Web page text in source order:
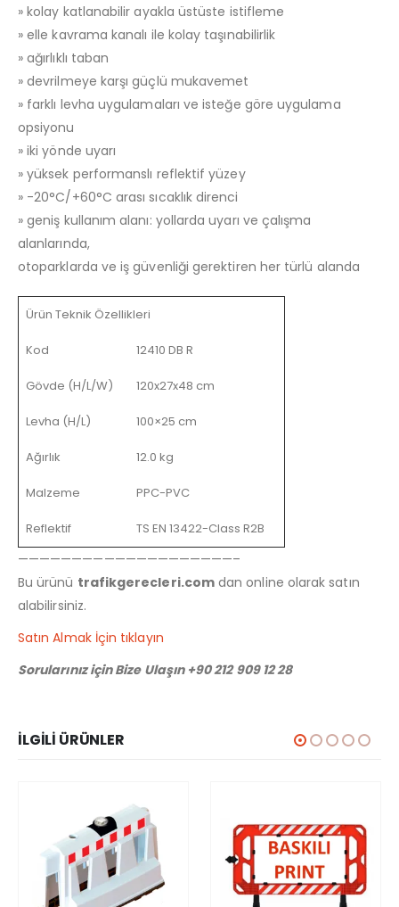
» kolay katlanabilir ayakla üstüste istifleme
» elle kavrama kanalı ile kolay taşınabilirlik
» ağırlıklı taban
» devrilmeye karşı güçlü mukavemet
» farklı levha uygulamaları ve isteğe göre uygulama
opsiyonu
» iki yönde uyarı
» yüksek performanslı reflektif yüzey
» -20°C/+60°C arası sıcaklık direnci
» geniş kullanım alanı: yollarda uyarı ve çalışma
alanlarında,
otoparklarda ve iş güvenliği gerektiren her türlü alanda
Ürün Teknik Özellikleri
Kod 12410 DB R
Gövde (H/L/W) 120x27x48 cm
Levha (H/L) 100×25 cm
Ağırlık 12.0 kg
Malzeme PPC-PVC
Reflektif TS EN 13422-Class R2B
————————————————————–
Bu ürünü trafikgerecleri.comdan online olarak satın
alabilirsiniz.
Satın Almak İçin tıklayın
Sorularınız için Bize Ulaşın +90 212 909 12 28
İLGILI ÜRÜNLER